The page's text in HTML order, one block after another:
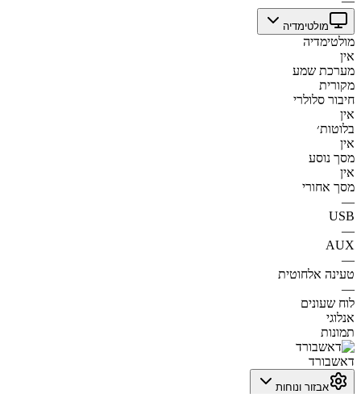
מולטימדיה
מולטימדיה
אין
מערכת שמע
מקורית
חיבור סלולרי
אין
בלוטות׳
אין
מסך נוסע
אין
מסך אחורי
—
USB
—
AUX
—
טעינה אלחוטית
—
לוח שעונים
אנלוגי
תמונות
דאשבורד
אבזור ונוחות